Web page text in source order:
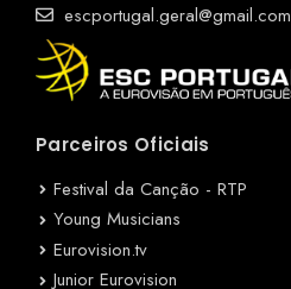
escportugal.geral@gmail.com
Parceiros Oficiais
Festival da Canção - RTP
Young Musicians
Eurovision.tv
Junior Eurovision